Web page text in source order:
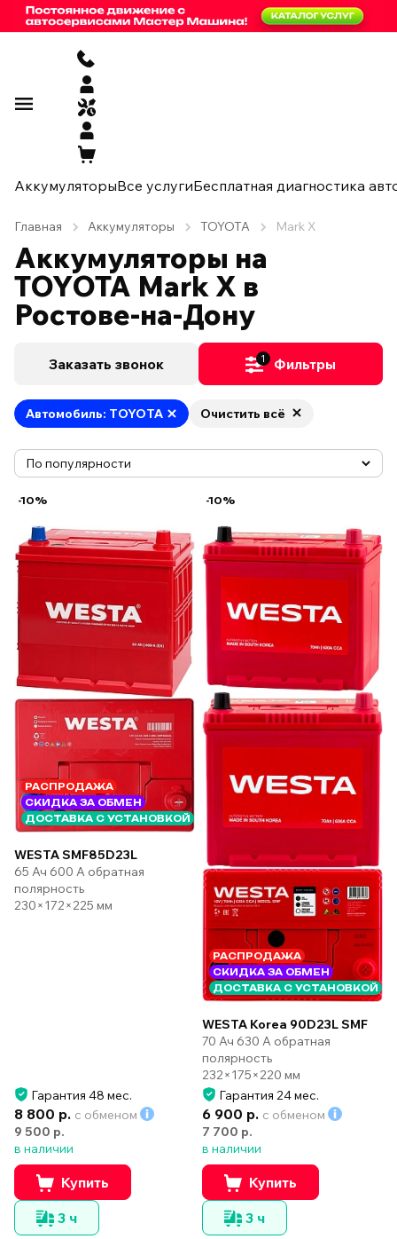
АккумуляторыВсе услугиБесплатная диагностика
Главная Аккумуляторы TOYOTA Mark X
Аккумуляторы на
TOYOTA Mark X в
Ростове-на-Дону
Заказать звонок 1 Фильтры
Автомобиль: TOYOTA Очистить всё
-10%
РАСПРОДАЖА
СКИДКА ЗА ОБМЕН
ДОСТАВКА С УСТАНОВКОЙ
WESTA SMF85D23L
65 Ач 600 А обратная
полярность
230×172×225 мм
Гарантия 48 мес.
8 800 р. с обменом
9 500 р.
в наличии
Купить
3 ч
-10%
РАСПРОДАЖА
СКИДКА ЗА ОБМЕН
ДОСТАВКА С УСТАНОВКОЙ
WESTA Korea 90D23L SMF
70 Ач 630 А обратная
полярность
232×175×220 мм
Гарантия 24 мес.
6 900 р. с обменом
7 700 р.
в наличии
Купить
3 ч